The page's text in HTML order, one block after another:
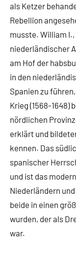
als Ketzer
Rebellion
musste. William I.,
niederländischer
am Hof ​​der
in den
Spanien zu
Krieg (1568-1648)
nördlichen
erklärt und
kennen. Das
spanischer
und ist das
Niederländern
beide in einen
wurden, der als
war.